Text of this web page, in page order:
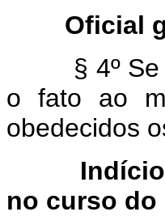
Oficial
§ 4º Se o
o fato ao
obedecidos
no curso